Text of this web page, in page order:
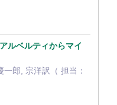
ルベルティからマイ
郎, 宗洋訳（ 担当：